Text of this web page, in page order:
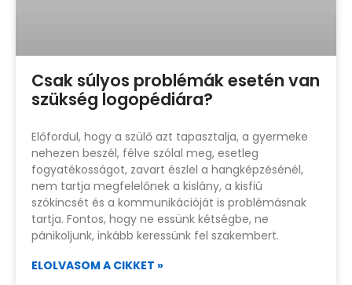
Csak súlyos problémák esetén van
szükség logopédiára?
Előfordul, hogy a szülő azt tapasztalja, a gyermeke
nehezen beszél, félve szólal meg, esetleg
fogyatékosságot, zavart észlel a hangképzésénél,
nem tartja megfelelőnek a kislány, a kisfiú
szókincsét és a kommunikációját is problémásnak
tartja. Fontos, hogy ne essünk kétségbe, ne
pánikoljunk, inkább keressünk fel szakembert.
ELOLVASOM A CIKKET »